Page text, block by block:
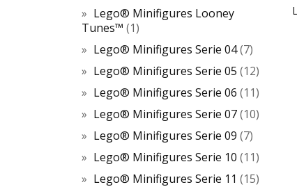
Lego® Minifigures Looney
Tunes™ 1
Lego® Minifigures Serie 04 7
Lego® Minifigures Serie 05 12
Lego® Minifigures Serie 06 11
Lego® Minifigures Serie 07 10
Lego® Minifigures Serie 09 7
Lego® Minifigures Serie 10 11
Lego® Minifigures Serie 11
15